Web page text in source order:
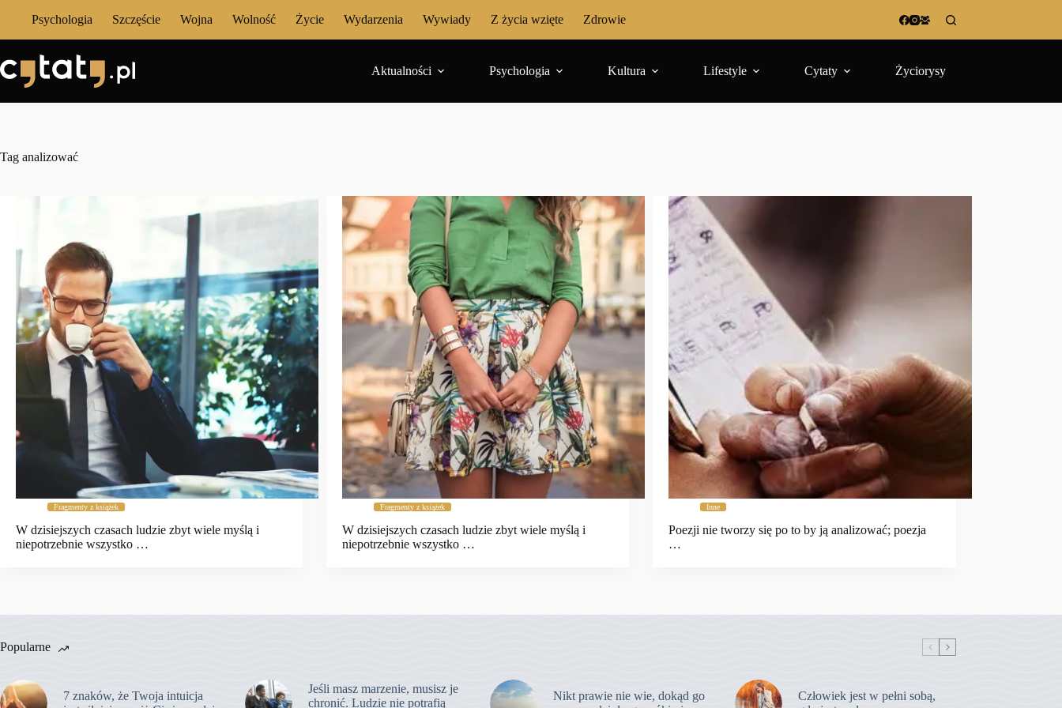
Psychologia Szczęście Wojna Wolność Życie Wydarzenia Wywiady Z życia wzięte Zdrowie
Aktualności Psychologia Kultura Lifestyle Cytaty Życiorysy
Tag analizować
Fragmenty z książek
W dzisiejszych czasach ludzie zbyt wiele myślą i
niepotrzebnie wszystko …
Fragmenty z książek
W dzisiejszych czasach ludzie zbyt wiele myślą i
niepotrzebnie wszystko …
Inne
Poezji nie tworzy się po to by ją analizować; poezja
…
Popularne
7 znaków, że Twoja intuicja
Jeśli masz marzenie, musisz je
chronić. Ludzie nie potrafią
Nikt prawie nie wie, dokąd go
Człowiek jest w pełni sobą,